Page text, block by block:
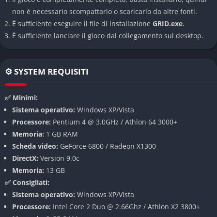
gioco è altamente scalabile e può girare efficacemente anche
su configurazioni hardware non di ultimissima generazione,
garantendo frame rate fluidi anche in situazioni concitate.
GRID vanta una collezione di circa 60 veicoli che spaziano dalle
potenti muscle car americane, fino a vere e proprie leggende
del motorsport come la Ferrari 512BB Le Mans e la Porsche
935/78 “Moby Dick”. Non mancano monoposto di Formula, tra
cui spicca la Renault R26 con cui Fernando Alonso vinse il
mondiale di F1 nel 2006.
Tracciati
Il gioco offre una combinazione di circuiti reali e tracciati
cittadini ricreati in metropoli iconiche come L’Avana, Barcellona
non è necessario scompattarlo o scaricarlo da altre fonti.
È sufficiente eseguire il file di installazione GRID.exe.
È sufficiente lanciare il gioco dal collegamento sul desktop.
⚙️ SYSTEM REQUISITI
✅ Minimi:
Sistema operativo: Windows XP/Vista
Processore: Pentium 4 @ 3.0GHz / Athlon 64 3000+
Memoria: 1 GB RAM
Scheda video: GeForce 6800 / Radeon X1300
DirectX: Version 9.0c
Memoria: 13 GB
✅ Consigliati:
Sistema operativo: Windows XP/Vista
Processore: Intel Core 2 Duo @ 2.66Ghz / Athlon X2 3800+